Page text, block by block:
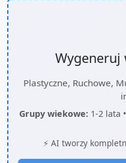
Wygeneruj
Plastyczne, Ruchowe,
Grupy wiekowe: 1-2 lata
⚡ AI tworzy